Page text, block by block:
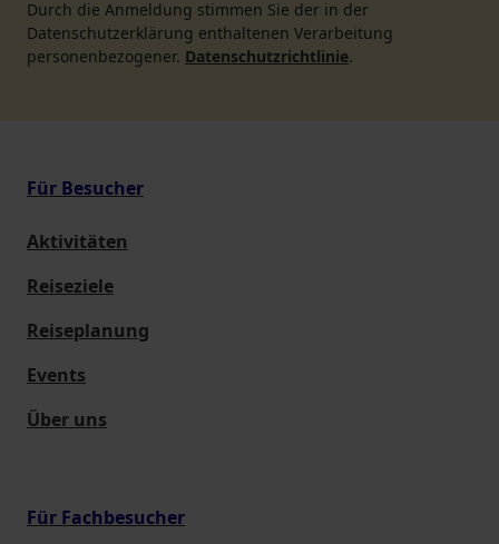
Durch die Anmeldung stimmen Sie der in der
Datenschutzerklärung enthaltenen Verarbeitung
personenbezogener. Datenschutzrichtlinie.
Für Besucher
Aktivitäten
Reiseziele
Reiseplanung
Events
Über uns
Für Fachbesucher